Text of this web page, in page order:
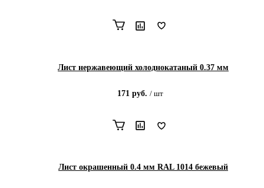
Лист нержавеющий холоднокатаный 0.37 мм
171 руб. / шт
Лист окрашенный 0.4 мм RAL 1014 бежевый